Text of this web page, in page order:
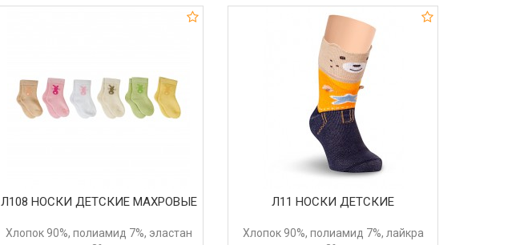
Л108 НОСКИ ДЕТСКИЕ МАХРОВЫЕ
Хлопок 90%, полиамид 7%, эластан
Л11 НОСКИ ДЕТСКИЕ
Хлопок 90%, полиамид 7%, лайкра